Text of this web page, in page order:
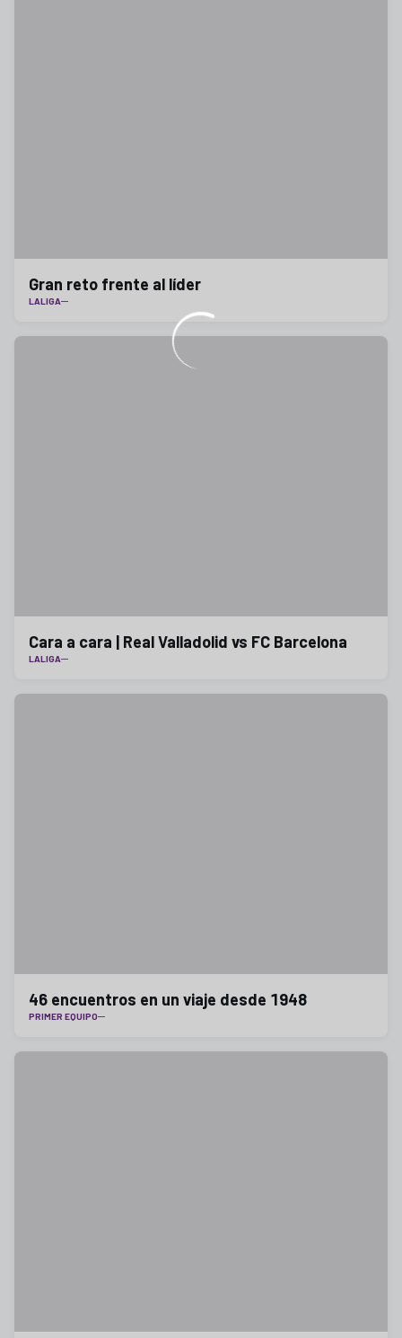
Gran reto frente al líder
LALIGA
Cara a cara | Real Valladolid vs FC Barcelona
LALIGA
46 encuentros en un viaje desde 1948
PRIMER EQUIPO